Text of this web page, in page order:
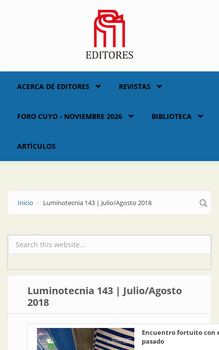
ACERCA DE EDITORES REVISTAS
FORO CUYO - NOVIEMBRE 2026 BIBLIOTECA
ARTÍCULOS
Inicio Luminotecnia 143 | Julio/Agosto 2018
Formulario de búsqueda
Luminotecnia 143 | Julio/Agosto
2018
Encuentro fortuito con
pasado